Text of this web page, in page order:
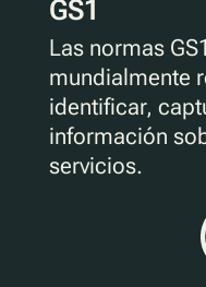
GS1
Las normas
mundialmente
identificar,
información
servicios.